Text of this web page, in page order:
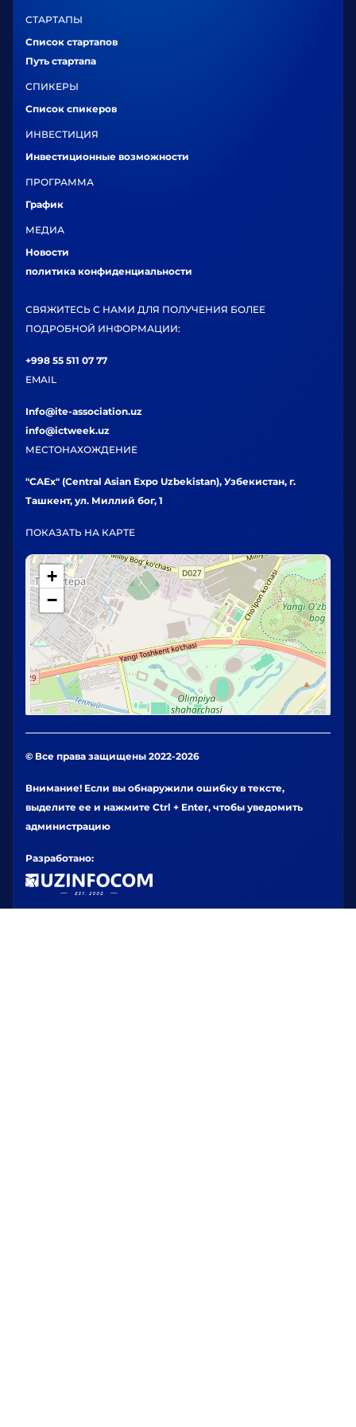
СТАРТАПЫ
Список стартапов
Путь стартапа
СПИКЕРЫ
Список спикеров
ИНВЕСТИЦИЯ
Инвестиционные возможности
ПРОГРАММА
График
МЕДИА
Новости
политика конфиденциальности
СВЯЖИТЕСЬ С НАМИ ДЛЯ ПОЛУЧЕНИЯ БОЛЕЕ
ПОДРОБНОЙ ИНФОРМАЦИИ:
+998 55 511 07 77
EMAIL
Info@ite-association.uz
info@ictweek.uz
МЕСТОНАХОЖДЕНИЕ
"CAEx" (Central Asian Expo Uzbekistan), Узбекистан, г.
Ташкент, ул. Миллий бог, 1
ПОКАЗАТЬ НА КАРТЕ
+
−
© Все права защищены 2022-2026
Внимание! Если вы обнаружили ошибку в тексте,
выделите ее и нажмите Ctrl + Enter, чтобы уведомить
администрацию
Разработано: